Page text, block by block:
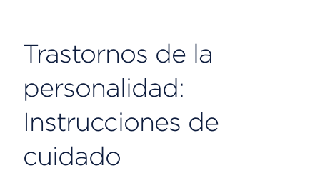
Trastornos de la
personalidad:
Instrucciones de
cuidado